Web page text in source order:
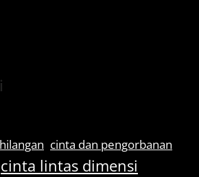
cinta dan pengorbanan
cinta lintas dimensi